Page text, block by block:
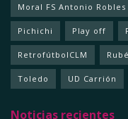
Moral FS Antonio Robles
Pichichi Play off
RetrofútbolCLM
Toledo UD Carrión
Noticias recientes